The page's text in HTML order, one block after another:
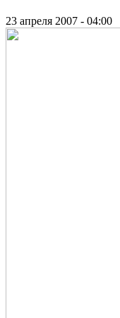
23 апреля 2007 - 04:00